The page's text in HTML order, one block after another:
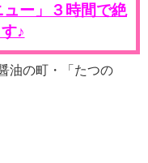
ュー」３時間で絶
♪
油の町・「たつの